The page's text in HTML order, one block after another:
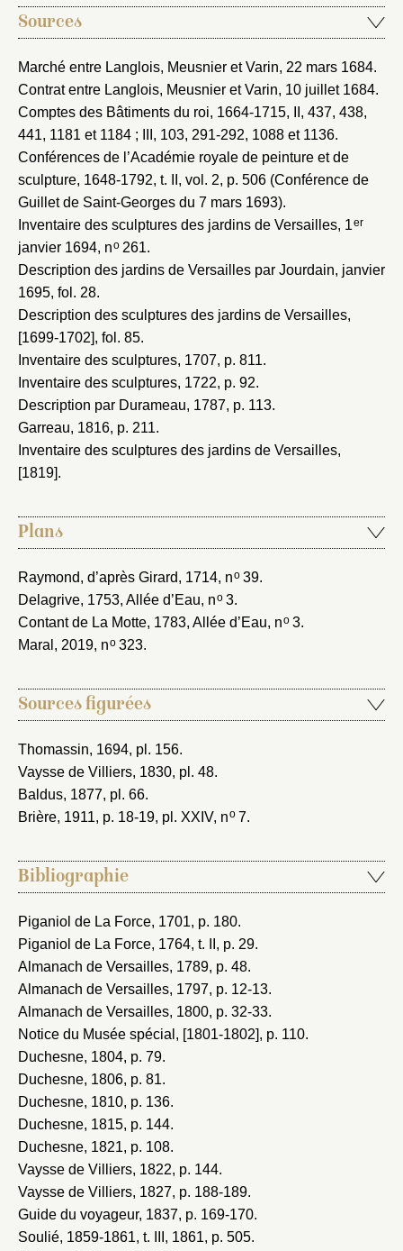
Sources
Marché entre Langlois, Meusnier et Varin, 22 mars 1684.
Contrat entre Langlois, Meusnier et Varin, 10 juillet 1684.
Comptes des Bâtiments du roi, 1664-1715, II, 437, 438,
441, 1181 et 1184 ; III, 103, 291-292, 1088 et 1136.
Conférences de l’Académie royale de peinture et de
sculpture, 1648-1792, t. II, vol. 2, p. 506 (Conférence de
Guillet de Saint-Georges du 7 mars 1693).
Inventaire des sculptures des jardins de Versailles, 1er
janvier 1694, no261.
Description des jardins de Versailles par Jourdain, janvier
1695, fol. 28.
Description des sculptures des jardins de Versailles,
[1699-1702], fol. 85.
Inventaire des sculptures, 1707, p. 811.
Inventaire des sculptures, 1722, p. 92.
Description par Durameau, 1787, p. 113.
Garreau, 1816, p. 211.
Inventaire des sculptures des jardins de Versailles,
[1819].
Plans
Raymond, d’après Girard, 1714, no39.
Delagrive, 1753, Allée d’Eau, no3.
Contant de La Motte, 1783, Allée d’Eau, no3.
Maral, 2019, no323.
Sources figurées
Thomassin, 1694, pl. 156.
Vaysse de Villiers, 1830, pl. 48.
Baldus, 1877, pl. 66.
Brière, 1911, p. 18-19, pl. XXIV, no7.
Bibliographie
Piganiol de La Force, 1701, p. 180.
Piganiol de La Force, 1764, t. II, p. 29.
Almanach de Versailles, 1789, p. 48.
Almanach de Versailles, 1797, p. 12-13.
Almanach de Versailles, 1800, p. 32-33.
Notice du Musée spécial, [1801-1802], p. 110.
Duchesne, 1804, p. 79.
Duchesne, 1806, p. 81.
Duchesne, 1810, p. 136.
Duchesne, 1815, p. 144.
Duchesne, 1821, p. 108.
Vaysse de Villiers, 1822, p. 144.
Vaysse de Villiers, 1827, p. 188-189.
Guide du voyageur, 1837, p. 169-170.
Soulié, 1859-1861, t. III, 1861, p. 505.
Valider
Nouveau dossier
Créer et ajouter
Mot de passe
Envoyer
Vous n'êtes pas encore inscrit ?Créer un compte
Vous avez oublié votre mot de passe ?Cliquez ici